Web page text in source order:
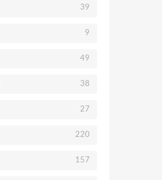
39
9
49
38
27
220
157